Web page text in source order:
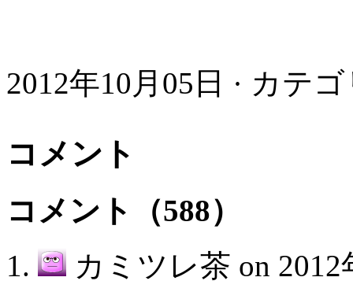
2012年10月05日 · カテ
コメント
コメント（588）
カミツレ茶 on 2012